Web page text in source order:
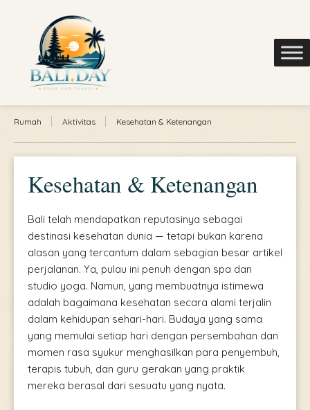
Rumah Aktivitas Kesehatan & Ketenangan
Kesehatan & Ketenangan
Bali telah mendapatkan reputasinya sebagai
destinasi kesehatan dunia — tetapi bukan karena
alasan yang tercantum dalam sebagian besar artikel
perjalanan. Ya, pulau ini penuh dengan spa dan
studio yoga. Namun, yang membuatnya istimewa
adalah bagaimana kesehatan secara alami terjalin
dalam kehidupan sehari-hari. Budaya yang sama
yang memulai setiap hari dengan persembahan dan
momen rasa syukur menghasilkan para penyembuh,
terapis tubuh, dan guru gerakan yang praktik
mereka berasal dari sesuatu yang nyata.